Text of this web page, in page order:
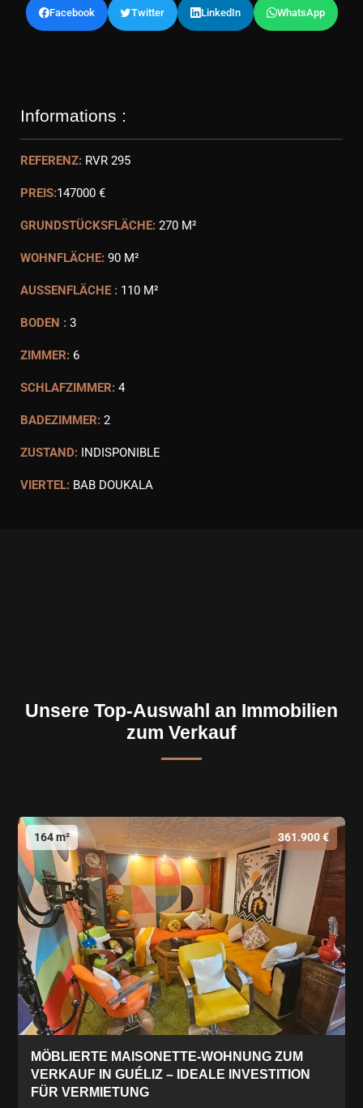
Facebook Twitter LinkedIn WhatsApp
Informations :
REFERENZ: RVR 295
PREIS:147000 €
GRUNDSTÜCKSFLÄCHE: 270 M²
WOHNFLÄCHE: 90 M²
AUSSENFLÄCHE : 110 M²
BODEN : 3
ZIMMER: 6
SCHLAFZIMMER: 4
BADEZIMMER: 2
ZUSTAND: INDISPONIBLE
VIERTEL: BAB DOUKALA
Unsere Top-Auswahl an Immobilien
zum Verkauf
164 m² 361.900 €
MÖBLIERTE MAISONETTE-WOHNUNG ZUM
VERKAUF IN GUÉLIZ – IDEALE INVESTITION
FÜR VERMIETUNG